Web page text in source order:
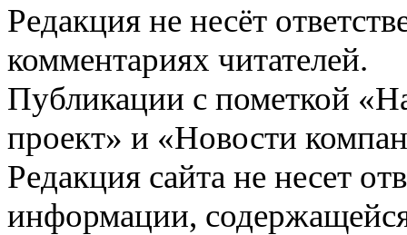
Редакция не несёт
комментариях читателей.
Публикации с пометкой
проект» и «Новости
Редакция сайта не несет
информации,